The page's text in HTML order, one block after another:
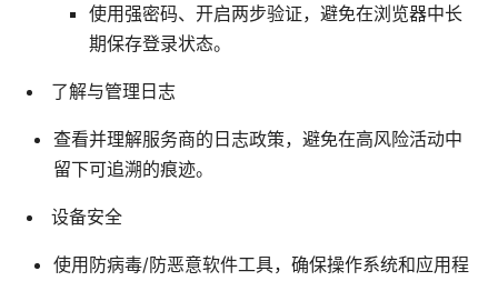
使用强密码、开启两步验证，避免在浏览器中长
期保存登录状态。
了解与管理日志
查看并理解服务商的日志政策，避免在高风险活动中
留下可追溯的痕迹。
设备安全
使用防病毒/防恶意软件工具，确保操作系统和应用程